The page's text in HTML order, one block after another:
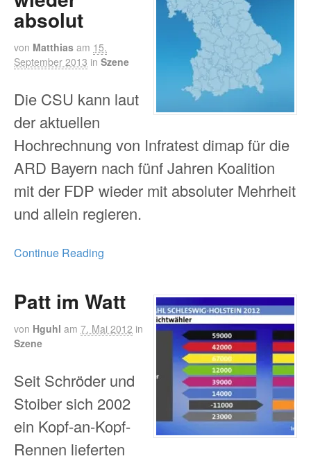
absolut
von Matthias am 15.
September 2013 in Szene
Die CSU kann laut
der aktuellen
Hochrechnung von Infratest dimap für die
ARD Bayern nach fünf Jahren Koalition
mit der FDP wieder mit absoluter Mehrheit
und allein regieren.
Continue Reading
Patt im Watt
von Hguhl am 7. Mai 2012 in
Szene
Seit Schröder und
Stoiber sich 2002
ein Kopf-an-Kopf-
Rennen lieferten